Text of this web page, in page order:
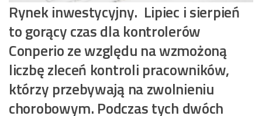
Rynek inwestycyjny. Lipiec i sierpień
to gorący czas dla kontrolerów
Conperio ze względu na wzmożoną
liczbę zleceń kontroli pracowników,
którzy przebywają na zwolnieniu
chorobowym. Podczas tych dwóch